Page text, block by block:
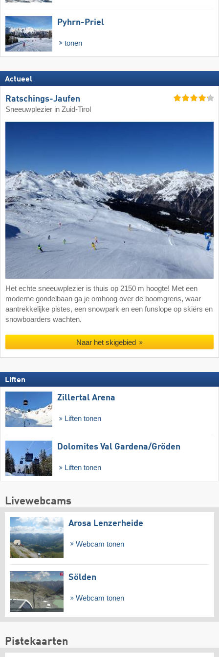
Pyhrn-Priel
tonen
Actueel
Ratschings-Jaufen
Sneeuwplezier in Zuid-Tirol
Het echte sneeuwplezier is thuis op 2150 m hoogte! Met een
moderne gondelbaan ga je omhoog over de boomgrens, waar
aantrekkelijke pistes, een snowpark en een funslope op skiërs en
snowboarders wachten.
Naar het skigebied
Liften
Zillertal Arena
Liften tonen
Dolomites Val Gardena/​Gröden
Liften tonen
Livewebcams
Arosa Lenzerheide
Webcam tonen
Sölden
Webcam tonen
Pistekaarten